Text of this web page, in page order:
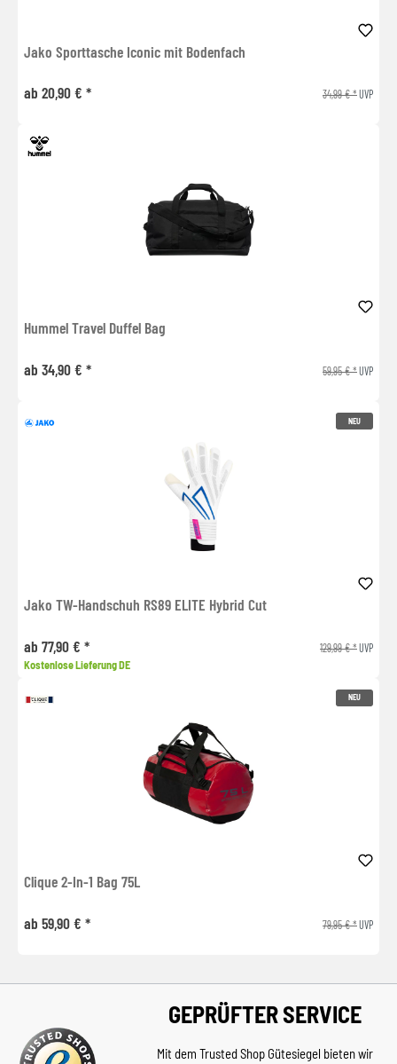
Jako Sporttasche Iconic mit Bodenfach
ab 20,90 € * 34,99 € *UVP
Hummel Travel Duffel Bag
ab 34,90 € * 59,95 € *UVP
NEU
Jako TW-Handschuh RS89 ELITE Hybrid Cut
ab 77,90 € * 129,99 € *UVP
Kostenlose Lieferung DE
NEU
Clique 2-In-1 Bag 75L
ab 59,90 € * 79,95 € *UVP
GEPRÜFTER SERVICE
Mit dem Trusted Shop Gütesiegel bieten wir